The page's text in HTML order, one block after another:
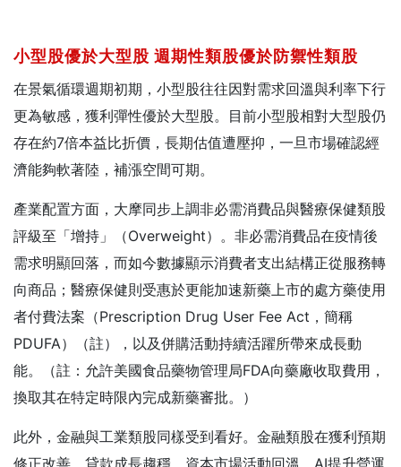
小型股優於大型股 週期性類股優於防禦性類股
在景氣循環週期初期，小型股往往因對需求回溫與利率下行
更為敏感，獲利彈性優於大型股。目前小型股相對大型股仍
存在約7倍本益比折價，長期估值遭壓抑，一旦市場確認經
濟能夠軟著陸，補漲空間可期。
產業配置方面，大摩同步上調非必需消費品與醫療保健類股
評級至「增持」（Overweight）。非必需消費品在疫情後
需求明顯回落，而如今數據顯示消費者支出結構正從服務轉
向商品；醫療保健則受惠於更能加速新藥上市的處方藥使用
者付費法案（Prescription Drug User Fee Act，簡稱
PDUFA）（註），以及併購活動持續活躍所帶來成長動
能。（註：允許美國食品藥物管理局FDA向藥廠收取費用，
換取其在特定時限內完成新藥審批。）
此外，金融與工業類股同樣受到看好。金融類股在獲利預期
修正改善、貸款成長趨穩、資本市場活動回溫、AI提升營運